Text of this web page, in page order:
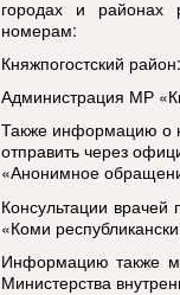
городах и районах
номерам:
Княжпогостский район:
Администрация МР
Также информацию о
отправить через
«Анонимное
Консультации
«Коми
Информацию также
Министерства